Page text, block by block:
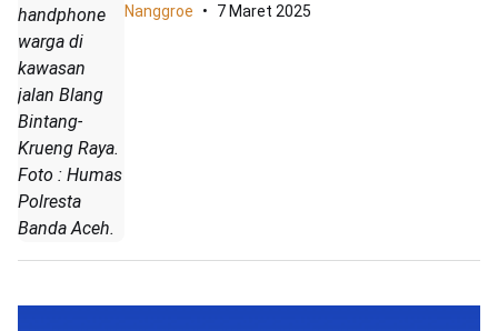
handphone
warga di
kawasan
jalan Blang
Bintang-
Krueng Raya.
Foto : Humas
Polresta
Banda Aceh.
Nanggroe 7 Maret 2025